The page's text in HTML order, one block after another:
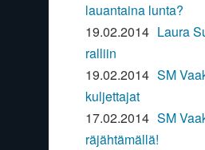
lauantaina lunta?
19.02.2014 Laura
ralliin
19.02.2014 SM
kuljettajat
17.02.2014 SM
räjähtämällä!